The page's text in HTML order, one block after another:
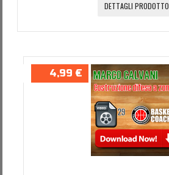
DETTAGLI PRODOTTO
4,99 €